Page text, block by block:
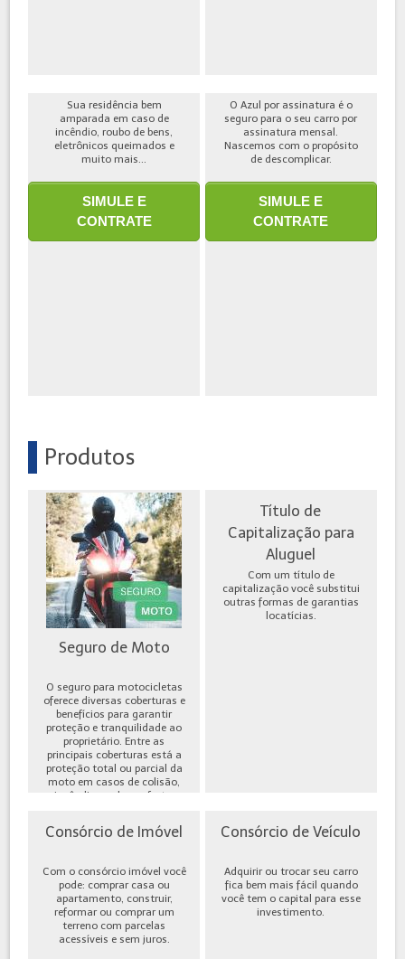
Sua residência bem
amparada em caso de
incêndio, roubo de bens,
eletrônicos queimados e
muito mais...
SIMULE E
CONTRATE
O Azul por assinatura é o
seguro para o seu carro por
assinatura mensal.
Nascemos com o propósito
de descomplicar.
SIMULE E
CONTRATE
Produtos
Seguro de Moto
O seguro para motocicletas
oferece diversas coberturas e
benefícios para garantir
proteção e tranquilidade ao
proprietário. Entre as
principais coberturas está a
proteção total ou parcial da
moto em casos de colisão,
incêndio, roubo ou furto,
Título de
Capitalização para
Aluguel
Com um título de
capitalização você substitui
outras formas de garantias
locatícias.
Consórcio de Imóvel
Com o consórcio imóvel você
pode: comprar casa ou
apartamento, construir,
reformar ou comprar um
terreno com parcelas
acessíveis e sem juros.
Consórcio de Veículo
Adquirir ou trocar seu carro
fica bem mais fácil quando
você tem o capital para esse
investimento.